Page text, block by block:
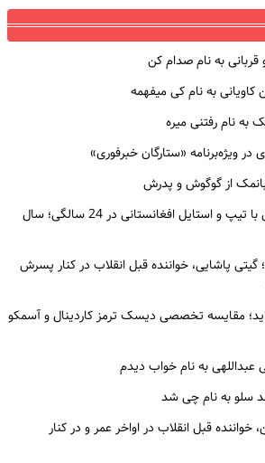
قربانی به نام صدام کن
به نام کی میفهمه
به نام رفتنی میره
ویژه‌برنامه «ستارگان خبرفوری»
از گوگوش و پدرش
سفر به گذشته؛ گوگوش با تیپ و استایل افغانستانی در 24 سالگی؛ سال
پاشایی، خواننده قبل انقلاب در کنار پسرش
مقایسه تخصصی دیسک ترمز کاردینال و آسمکو
عبداللهی به نام خواب دیدم
سلو به نام چی شد
قبل انقلاب در اواخر عمر و در کنار